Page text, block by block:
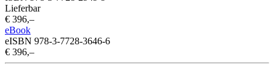
Lieferbar
€ 396,–
eBook
eISBN 978-3-7728-3646-6
€ 396,–